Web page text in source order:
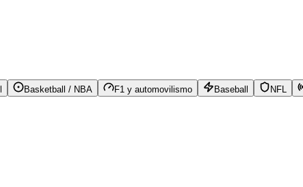
Basketball / NBA F1 y automovilismo Baseball NFL